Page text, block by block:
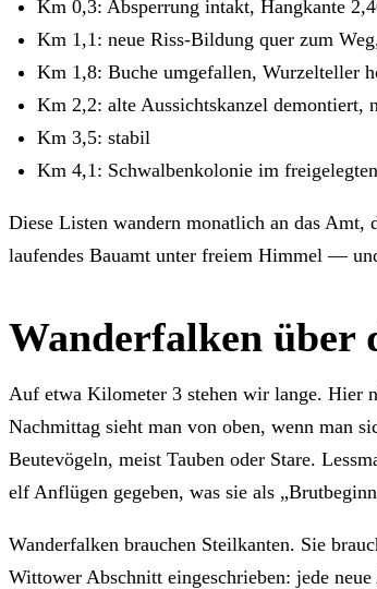
Km 0,3: Absperrung intakt, Hangkante
Km 1,1: neue Riss-Bildung quer zum
Km 1,8: Buche umgefallen, Wurzelteller
Km 2,2: alte Aussichtskanzel demontiert,
Km 3,5: stabil
Km 4,1: Schwalbenkolonie im
Diese Listen wandern monatlich an das Amt,
laufendes Bauamt unter freiem Himmel —
Wanderfalken über
Auf etwa Kilometer 3 stehen wir lange. Hier
Nachmittag sieht man von oben, wenn man
Beutevögeln, meist Tauben oder Stare.
elf Anflügen gegeben, was sie als
Wanderfalken brauchen Steilkanten. Sie
Wittower Abschnitt eingeschrieben: jede